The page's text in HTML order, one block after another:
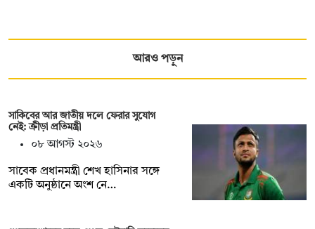
আরও পড়ুন
সাকিবের আর জাতীয় দলে ফেরার সুযোগ
নেই: ক্রীড়া প্রতিমন্ত্রী
০৮ আগস্ট ২০২৬
সাবেক প্রধানমন্ত্রী শেখ হাসিনার সঙ্গে
একটি অনুষ্ঠানে অংশ নে…